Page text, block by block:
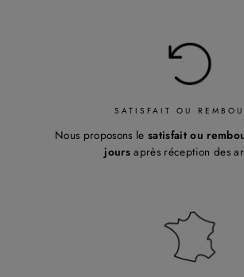
SATISFAIT OU
Nous proposons le satisfait ou
joursaprès réception des